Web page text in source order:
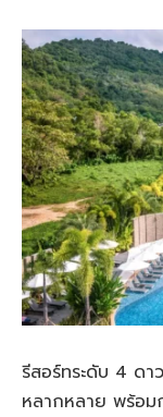
รีสอร์ทระดับ 4 ดา
หลากหลาย พร้อม